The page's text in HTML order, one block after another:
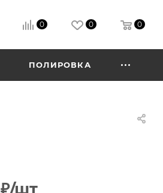
0 0 0
ПОЛИРОВКА
₽/шт